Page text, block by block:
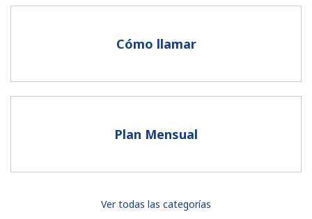
Al abrir una cuenta en este sitio web, estoy de acuerdo con
Cómo llamar
Plan Mensual
Ver todas las categorías